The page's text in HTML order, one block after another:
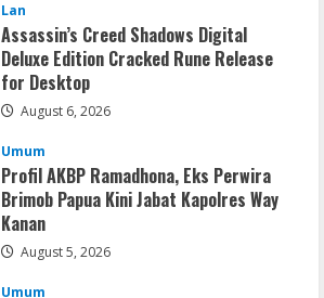
Umum
Profil AKBP Ramadhona, Eks Perwira
Brimob Papua Kini Jabat Kapolres Way
Kanan
August 5, 2026
Umum
Profil AKBP Ramadhona, Eks Perwira
Brimob Papua Kini Jabat Kapolres Way
Kanan,Masyarakat Ogan Di Lampung
Doakan Jadi Jendral